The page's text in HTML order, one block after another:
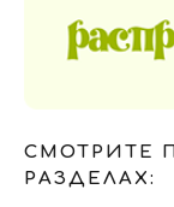
СМОТРИТЕ
РАЗДЕЛАХ: